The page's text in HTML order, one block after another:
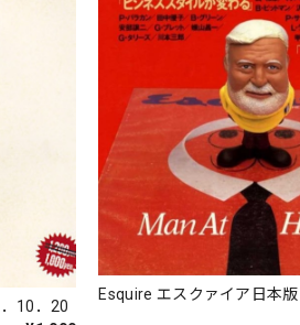
10．20
Esquire エスクァイア日本